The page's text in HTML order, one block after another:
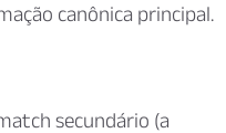
canônica principal.
secundário (a